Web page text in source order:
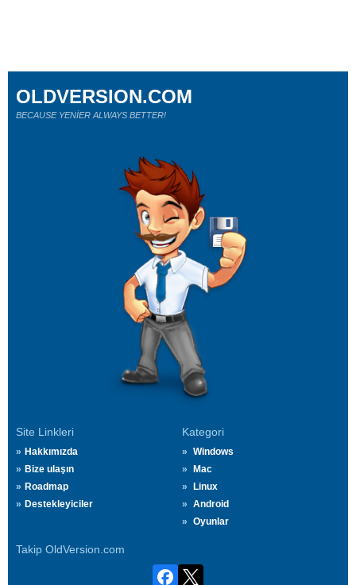
Site Linkleri
Hakkımızda
Bize ulaşın
Roadmap
Destekleyiciler
Kategori
Windows
Mac
Linux
Android
Oyunlar
Takip OldVersion.com
OLDVERSION.COM
BECAUSE YENİER ALWAYS BETTER!